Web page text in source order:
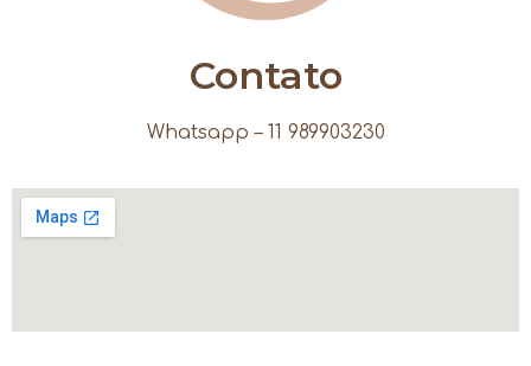
Contato
Whatsapp – 11 989903230